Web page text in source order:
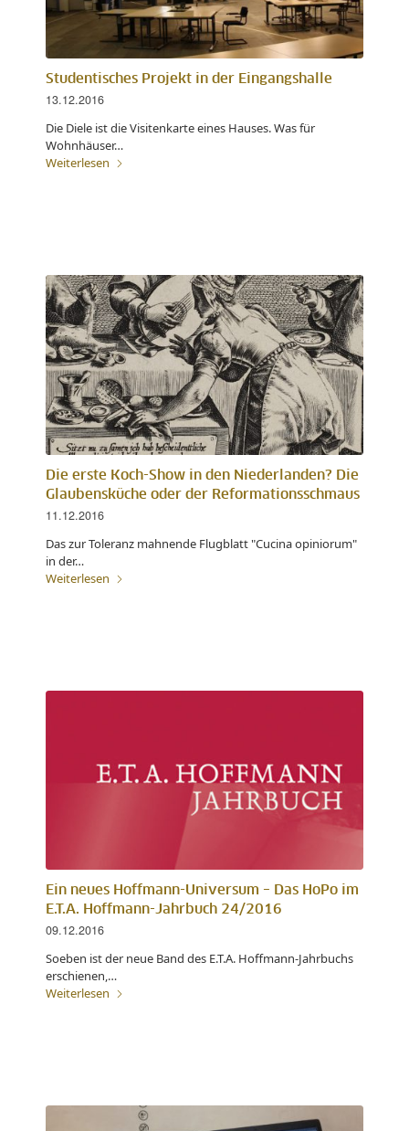
Studentisches Projekt in der Eingangshalle
13.12.2016
Die Diele ist die Visitenkarte eines Hauses. Was für
Wohnhäuser…
Weiterlesen
Die erste Koch-Show in den Niederlanden? Die
Glaubensküche oder der Reformationsschmaus
11.12.2016
Das zur Toleranz mahnende Flugblatt "Cucina opiniorum"
in der…
Weiterlesen
Ein neues Hoffmann-Universum – Das HoPo im
E.T.A. Hoffmann-Jahrbuch 24/2016
09.12.2016
Soeben ist der neue Band des E.T.A. Hoffmann-Jahrbuchs
erschienen,…
Weiterlesen